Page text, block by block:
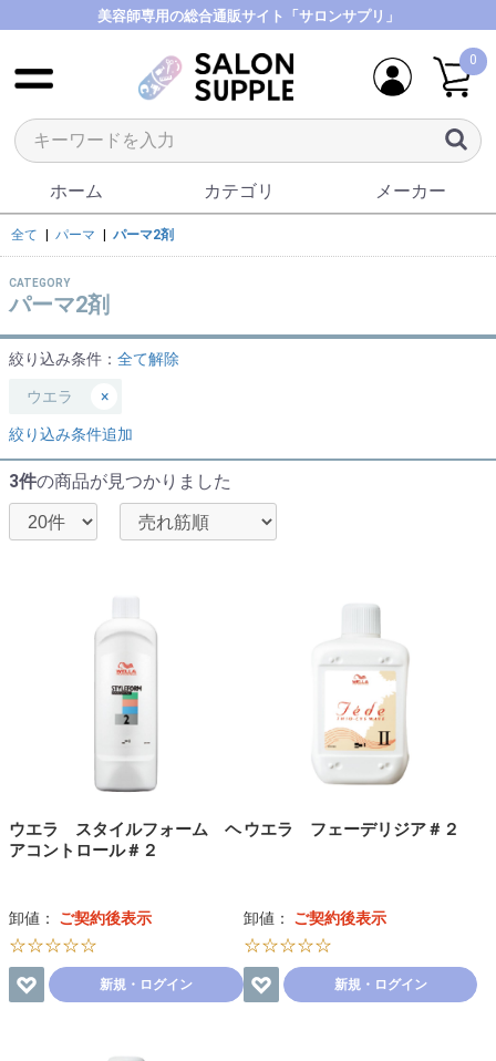
美容師専用の総合通販サイト「サロンサプリ」
0
ホーム カテゴリ メーカー
全て パーマ パーマ2剤
CATEGORY
パーマ2剤
絞り込み条件： 全て解除
ウエラ ×
絞り込み条件追加
3件の商品が見つかりました
ウエラ スタイルフォーム ヘ
アコントロール＃２
卸値： ご契約後表示
☆☆☆☆☆
新規・ログイン
ウエラ フェーデリジア＃２
卸値： ご契約後表示
☆☆☆☆☆
新規・ログイン